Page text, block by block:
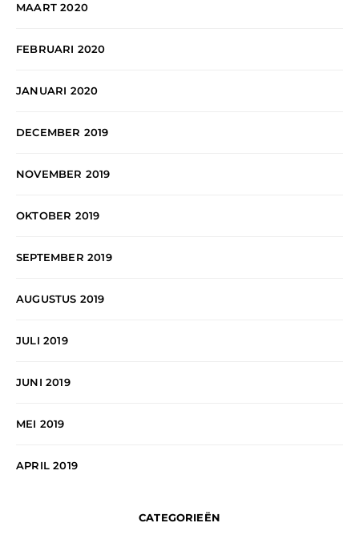
MAART 2020
FEBRUARI 2020
JANUARI 2020
DECEMBER 2019
NOVEMBER 2019
OKTOBER 2019
SEPTEMBER 2019
AUGUSTUS 2019
JULI 2019
JUNI 2019
MEI 2019
APRIL 2019
CATEGORIEËN